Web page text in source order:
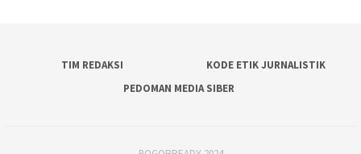
TIM REDAKSI
KODE ETIK JURNALISTIK
PEDOMAN MEDIA SIBER